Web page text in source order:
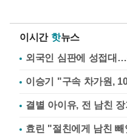
이시간 핫뉴스
외국인 심판에 성접대
이승기 "구속 차가원,
결별 아이유, 전 남친
효린 "절친에게 남친